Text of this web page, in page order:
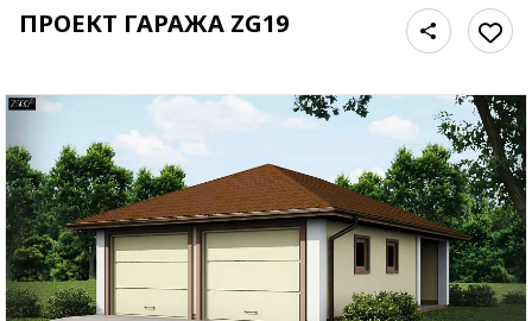
ПРОЕКТ ГАРАЖА ZG19